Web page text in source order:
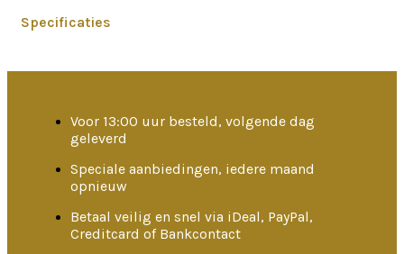
Specificaties
Voor 13:00 uur besteld, volgende dag
geleverd
Speciale aanbiedingen, iedere maand
opnieuw
Betaal veilig en snel via iDeal, PayPal,
Creditcard of Bankcontact